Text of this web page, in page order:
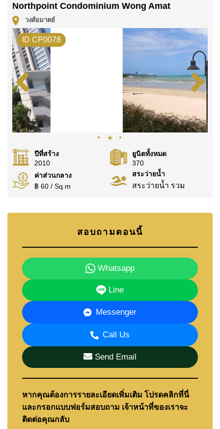
เช่าในราคา ฿ 150,000 บาท
โปรดทราบว่าราคาค่าเช่าที่ Cornerstone Real Estate
โฆษณาเป็นราคาสำหรับสัญญาเช่า 1 ปี และต้องวางเงิน
มัดจำ 2 เดือน
โฉนดที่ดินของอสังหาริมทรัพย์นี้อยู่ภายใต้กรรมสิทธิ์ ชื่อ
ต่างชาติ โดยมี ค่าโอนคนละครึ่ง
ค้นพบโอกาสในการทำให้ที่อยู่อาศัยนี้เป็นบ้านในฝันของ
คุณ!
ติดต่อ Cornerstone Real Estate โทร +6638411250
info@cornerstone.co.th
WhatsApp ของสำนักงาน: +66807945904
@cornerstonepattaya
Northpoint Condominium Wong Amat
วงศ์อมาตย์
ID CP0078
ปีที่สร้าง
2010
ยูนิตทั้งหมด
370
ค่าส่วนกลาง
฿ 60 / Sq.m
สระว่ายน้ำ
สระว่ายน้ำ รวม
สอบถามตอนนี้
Whatsapp
Line
Messenger
Call Us
Send Email
หากคุณต้องการรายละเอียดเพิ่มเติม โปรดคลิกที่นี่
และกรอกแบบฟอร์มสอบถาม เจ้าหน้าที่ของเราจะ
ติดต่อคุณกลับ